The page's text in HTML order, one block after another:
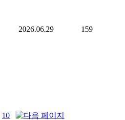
2026.06.29 159
10